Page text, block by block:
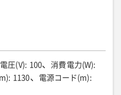
電圧(V): 100 消費電力(W):
: 1130 電源コード(m):